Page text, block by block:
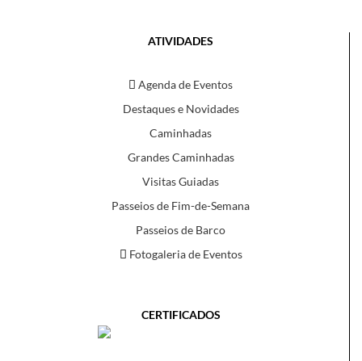
ATIVIDADES
Agenda de Eventos
Destaques e Novidades
Caminhadas
Grandes Caminhadas
Visitas Guiadas
Passeios de Fim-de-Semana
Passeios de Barco
Fotogaleria de Eventos
CERTIFICADOS